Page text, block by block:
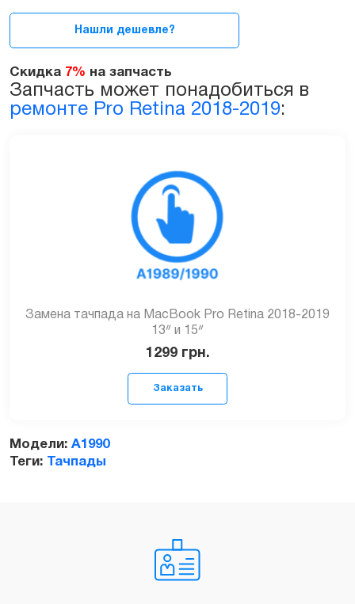
Pro
2018-
2019
(A1990)
Нашли дешевле?
Скидка 7% на запчасть
Запчасть может понадобиться в
ремонте Pro Retina 2018-2019:
Замена тачпада на MacBook Pro Retina 2018-2019
13ᐥ и 15ᐥ
1299 грн.
Модели: A1990
Теги:
Тачпады